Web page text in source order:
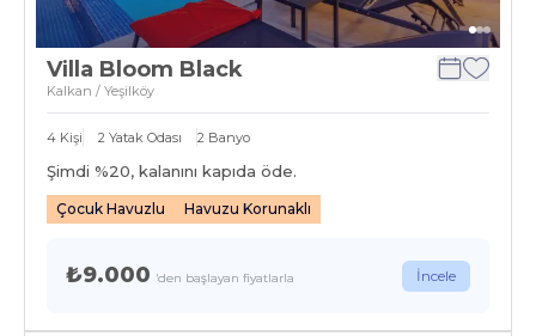
Villa Bloom Black
Kalkan / Yeşilköy
4 Kişi 2 Yatak Odası 2 Banyo
Şimdi %20, kalanını kapıda öde.
Çocuk Havuzlu Havuzu Korunaklı
₺9.000 'den başlayan fiyatlarla İncele